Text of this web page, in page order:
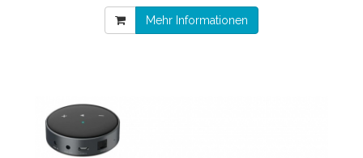
Mehr Informationen